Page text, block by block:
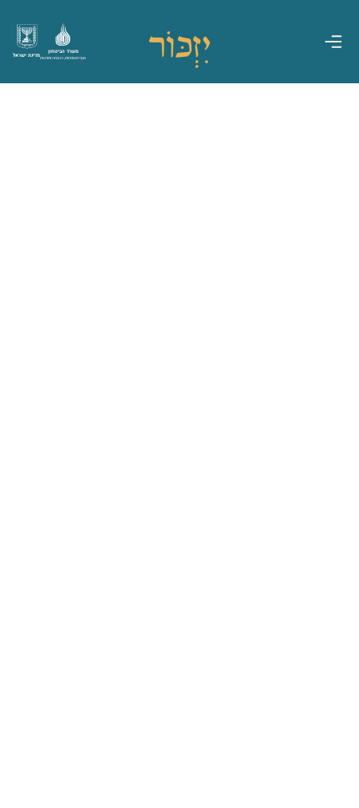
מדינת ישראל
משרד הביטחון
אגף משפחות, הנצחה ומורשת